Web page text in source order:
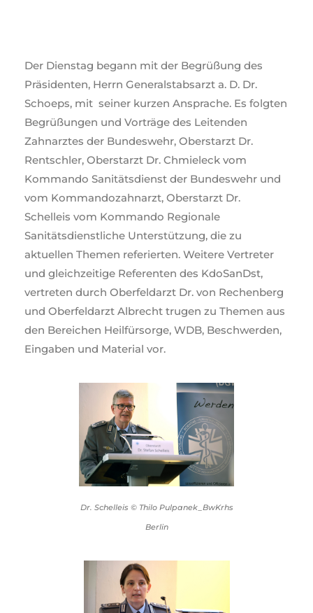
Der Dienstag begann mit der Begrüßung des
Präsidenten, Herrn Generalstabsarzt a. D. Dr.
Schoeps, mit seiner kurzen Ansprache. Es folgten
Begrüßungen und Vorträge des Leitenden
Zahnarztes der Bundeswehr, Oberstarzt Dr.
Rentschler, Oberstarzt Dr. Chmieleck vom
Kommando Sanitätsdienst der Bundeswehr und
vom Kommandozahnarzt, Oberstarzt Dr.
Schelleis vom Kommando Regionale
Sanitätsdienstliche Unterstützung, die zu
aktuellen Themen referierten. Weitere Vertreter
und gleichzeitige Referenten des KdoSanDst,
vertreten durch Oberfeldarzt Dr. von Rechenberg
und Oberfeldarzt Albrecht trugen zu Themen aus
den Bereichen Heilfürsorge, WDB, Beschwerden,
Eingaben und Material vor.
Dr. Schelleis © Thilo Pulpanek_BwKrhs
Berlin